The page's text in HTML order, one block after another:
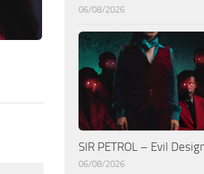
06/08/2026
SIR PETROL – Evil
06/08/2026